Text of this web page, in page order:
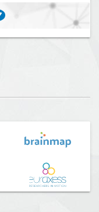
și traiectorii